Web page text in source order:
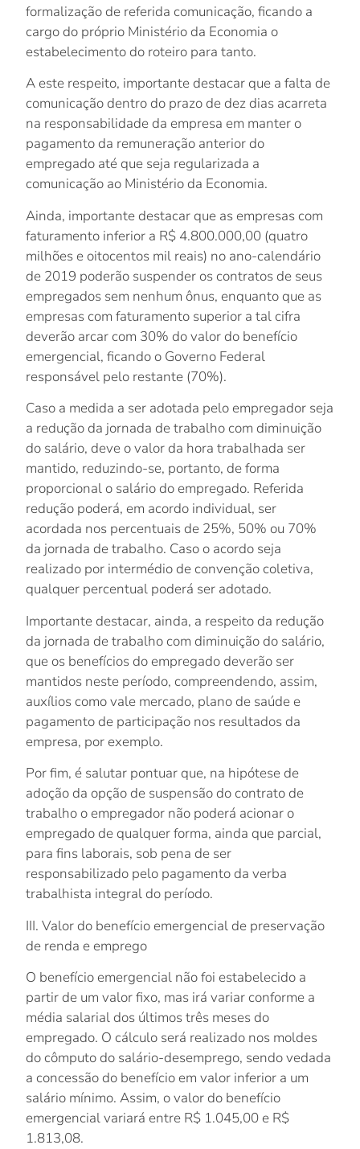
formalização de referida comunicação, ficando a
cargo do próprio Ministério da Economia o
estabelecimento do roteiro para tanto.
A este respeito, importante destacar que a falta de
comunicação dentro do prazo de dez dias acarreta
na responsabilidade da empresa em manter o
pagamento da remuneração anterior do
empregado até que seja regularizada a
comunicação ao Ministério da Economia.
Ainda, importante destacar que as empresas com
faturamento inferior a R$ 4.800.000,00 (quatro
milhões e oitocentos mil reais) no ano-calendário
de 2019 poderão suspender os contratos de seus
empregados sem nenhum ônus, enquanto que as
empresas com faturamento superior a tal cifra
deverão arcar com 30% do valor do benefício
emergencial, ficando o Governo Federal
responsável pelo restante (70%).
Caso a medida a ser adotada pelo empregador seja
a redução da jornada de trabalho com diminuição
do salário, deve o valor da hora trabalhada ser
mantido, reduzindo-se, portanto, de forma
proporcional o salário do empregado. Referida
redução poderá, em acordo individual, ser
acordada nos percentuais de 25%, 50% ou 70%
da jornada de trabalho. Caso o acordo seja
realizado por intermédio de convenção coletiva,
qualquer percentual poderá ser adotado.
Importante destacar, ainda, a respeito da redução
da jornada de trabalho com diminuição do salário,
que os benefícios do empregado deverão ser
mantidos neste período, compreendendo, assim,
auxílios como vale mercado, plano de saúde e
pagamento de participação nos resultados da
empresa, por exemplo.
Por fim, é salutar pontuar que, na hipótese de
adoção da opção de suspensão do contrato de
trabalho o empregador não poderá acionar o
empregado de qualquer forma, ainda que parcial,
para fins laborais, sob pena de ser
responsabilizado pelo pagamento da verba
trabalhista integral do período.
III. Valor do benefício emergencial de preservação
de renda e emprego
O benefício emergencial não foi estabelecido a
partir de um valor fixo, mas irá variar conforme a
média salarial dos últimos três meses do
empregado. O cálculo será realizado nos moldes
do cômputo do salário-desemprego, sendo vedada
a concessão do benefício em valor inferior a um
salário mínimo. Assim, o valor do benefício
emergencial variará entre R$ 1.045,00 e R$
1.813,08.